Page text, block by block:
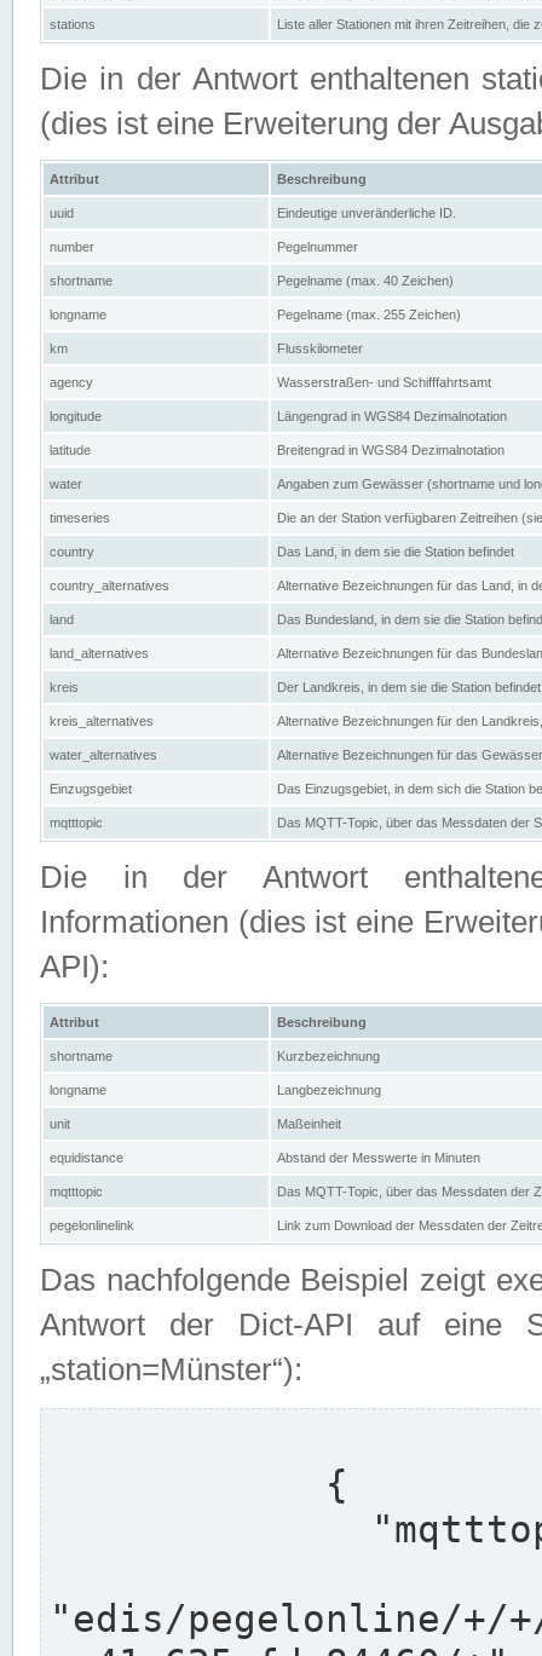
stations Liste aller Stationen mit ihren Zeitreihen, die
Die in der Antwort enthaltenen
(dies ist eine Erweiterung der
Attribut Beschreibung
uuid Eindeutige unveränderliche ID.
number Pegelnummer
shortname Pegelname (max. 40 Zeichen)
longname Pegelname (max. 255 Zeichen)
km Flusskilometer
agency Wasserstraßen- und Schifffahrtsamt
longitude Längengrad in WGS84 Dezimalnotation
latitude Breitengrad in WGS84 Dezimalnotation
water Angaben zum Gewässer (shortname und
timeseries Die an der Station verfügbaren Zeitreihen
country Das Land, in dem sie die Station befindet
country_alternatives Alternative Bezeichnungen für das Land, in
land Das Bundesland, in dem sie die Station
land_alternatives Alternative Bezeichnungen für das
kreis Der Landkreis, in dem sie die Station befindet
kreis_alternatives Alternative Bezeichnungen für den
water_alternatives Alternative Bezeichnungen für das
Einzugsgebiet Das Einzugsgebiet, in dem sich die Station
mqtttopic Das MQTT-Topic, über das Messdaten der
Die in der Antwort
Informationen (dies ist eine
API):
Attribut Beschreibung
shortname Kurzbezeichnung
longname Langbezeichnung
unit Maßeinheit
equidistance Abstand der Messwerte in Minuten
mqtttopic Das MQTT-Topic, über das Messdaten der
pegelonlinelink Link zum Download der Messdaten der
Das nachfolgende Beispiel zeigt
Antwort der Dict-API auf eine
„station=Münster“):
"edis/pegelonline/+/